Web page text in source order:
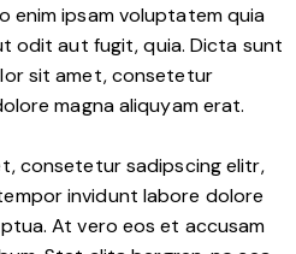
enim ipsam voluptatem quia
odit aut fugit, quia. Dicta sunt
sit amet, consetetur
magna aliquyam erat.
consetetur sadipscing elitr,
invidunt labore dolore
At vero eos et accusam